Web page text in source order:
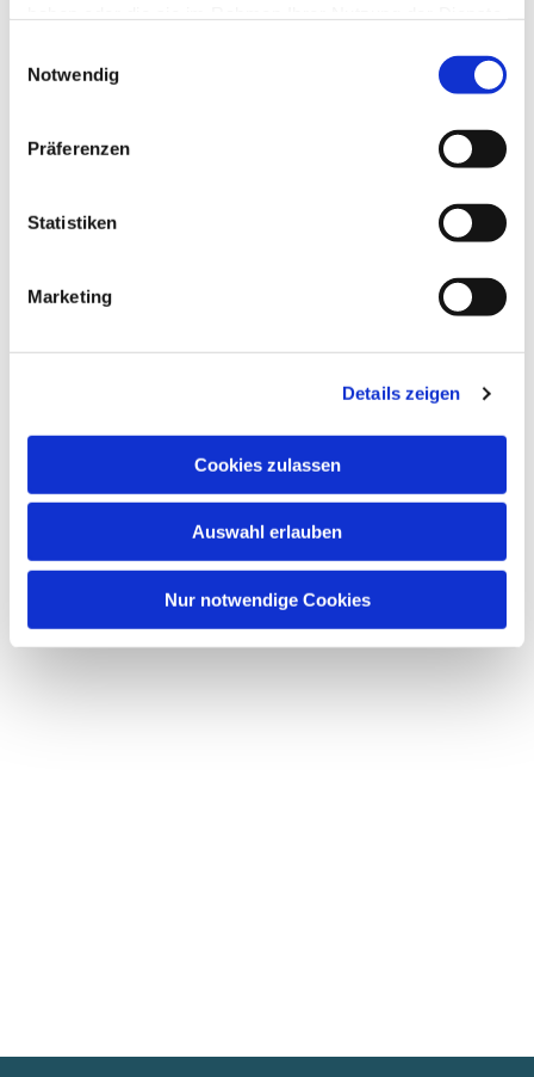
Notwendig
Präferenzen
Statistiken
Marketing
Details zeigen
Cookies zulassen
Auswahl erlauben
Nur notwendige Cookies
Dies könnte Sie auch